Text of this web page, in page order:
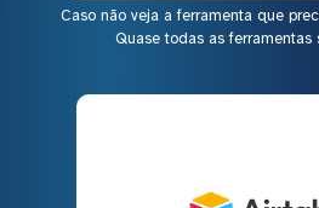
Caso não veja a ferramenta que
Quase todas as ferramentas